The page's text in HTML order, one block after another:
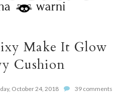
Make It Glow
Cushion
October 24, 2018 39 comments